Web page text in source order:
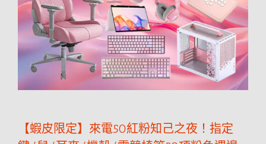
【蝦皮限定】來電50紅粉知己之夜！指定